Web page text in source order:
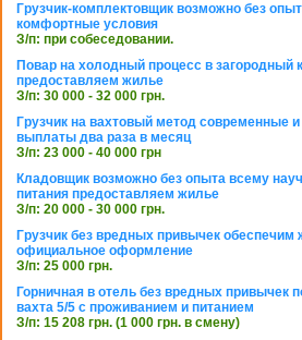
Грузчик-комплектовщик возможно без
комфортные условия
З/п: при собеседовании.
Повар на холодный процесс в загородный
предоставляем жилье
З/п: 30 000 - 32 000 грн.
Грузчик на вахтовый метод современные
выплаты два раза в месяц
З/п: 23 000 - 40 000 грн
Кладовщик возможно без опыта всему
питания предоставляем жилье
З/п: 20 000 - 30 000 грн.
Грузчик без вредных привычек
официальное оформление
З/п: 25 000 грн.
Горничная в отель без вредных привычек
вахта 5/5 с проживанием и питанием
З/п: 15 208 грн. (1 000 грн. в смену)